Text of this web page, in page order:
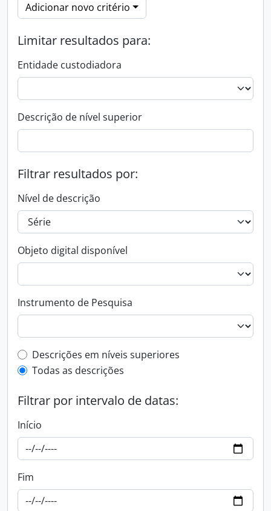
Adicionar novo critério
Limitar resultados para:
Entidade custodiadora
Descrição de nível superior
Filtrar resultados por:
Nível de descrição
Objeto digital disponível
Instrumento de Pesquisa
Filtro de descrição de nível superior
Descrições em níveis superiores
Todas as descrições
Filtrar por intervalo de datas:
Início
Fim